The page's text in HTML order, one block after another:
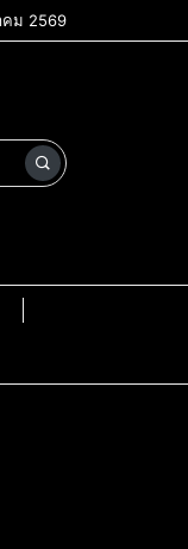
คม 2569